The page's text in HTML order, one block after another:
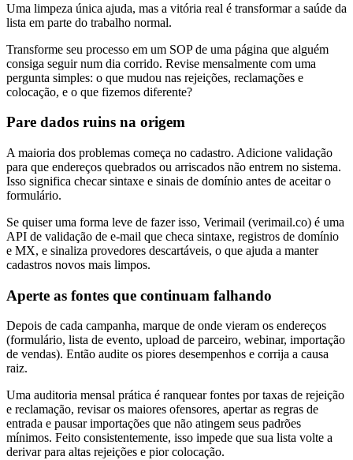
Uma limpeza única ajuda, mas a vitória real é transformar a saúde da
lista em parte do trabalho normal.
Transforme seu processo em um SOP de uma página que alguém
consiga seguir num dia corrido. Revise mensalmente com uma
pergunta simples: o que mudou nas rejeições, reclamações e
colocação, e o que fizemos diferente?
Pare dados ruins na origem
A maioria dos problemas começa no cadastro. Adicione validação
para que endereços quebrados ou arriscados não entrem no sistema.
Isso significa checar sintaxe e sinais de domínio antes de aceitar o
formulário.
Se quiser uma forma leve de fazer isso, Verimail (verimail.co) é uma
API de validação de e-mail que checa sintaxe, registros de domínio
e MX, e sinaliza provedores descartáveis, o que ajuda a manter
cadastros novos mais limpos.
Aperte as fontes que continuam falhando
Depois de cada campanha, marque de onde vieram os endereços
(formulário, lista de evento, upload de parceiro, webinar, importação
de vendas). Então audite os piores desempenhos e corrija a causa
raiz.
Uma auditoria mensal prática é ranquear fontes por taxas de rejeição
e reclamação, revisar os maiores ofensores, apertar as regras de
entrada e pausar importações que não atingem seus padrões
mínimos. Feito consistentemente, isso impede que sua lista volte a
derivar para altas rejeições e pior colocação.